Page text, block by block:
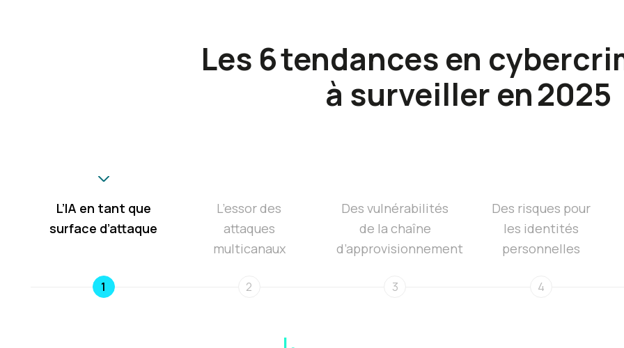
Les 6 tendances en
à surveiller en 2025
L’IA en tant que
surface d’attaque
1
L’essor des
attaques
multicanaux
2
Des vulnérabilités
de la chaîne
d’approvisionnement
3
Des risques pour
les identités
personnelles
4